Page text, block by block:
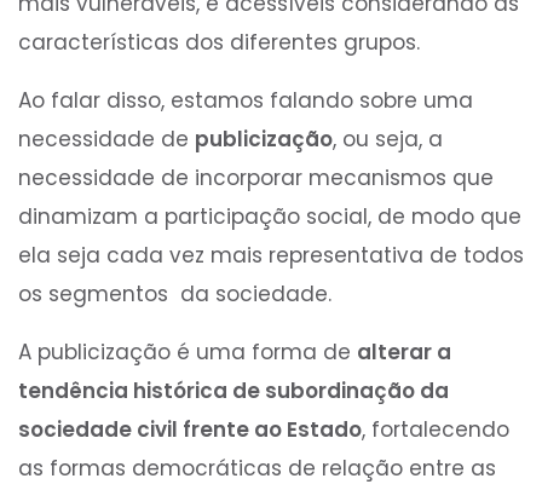
características dos diferentes grupos.
Ao falar disso, estamos falando sobre uma
necessidade de publicização, ou seja, a
necessidade de incorporar mecanismos que
dinamizam a participação social, de modo que
ela seja cada vez mais representativa de todos
os segmentos da sociedade.
A publicização é uma forma de alterar a
tendência histórica de subordinação da
sociedade civil frente ao Estado, fortalecendo
as formas democráticas de relação entre as